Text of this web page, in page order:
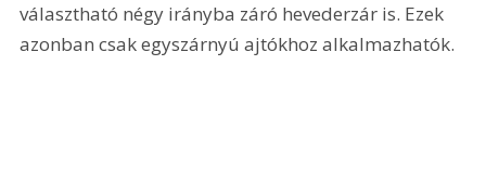
választható négy irányba záró hevederzár is. Ezek
azonban csak egyszárnyú ajtókhoz alkalmazhatók.